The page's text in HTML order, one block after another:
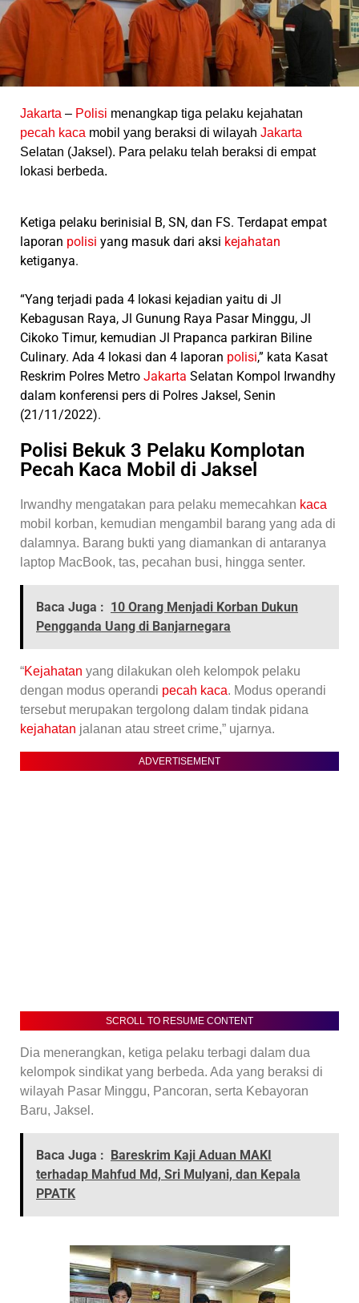
Jakarta – Polisi menangkap tiga pelaku kejahatan
pecah kaca mobil yang beraksi di wilayah Jakarta
Selatan (Jaksel). Para pelaku telah beraksi di empat
lokasi berbeda.
Ketiga pelaku berinisial B, SN, dan FS. Terdapat empat
laporan polisi yang masuk dari aksi kejahatan
ketiganya.
“Yang terjadi pada 4 lokasi kejadian yaitu di Jl
Kebagusan Raya, Jl Gunung Raya Pasar Minggu, Jl
Cikoko Timur, kemudian Jl Prapanca parkiran Biline
Culinary. Ada 4 lokasi dan 4 laporan polisi,” kata Kasat
Reskrim Polres Metro Jakarta Selatan Kompol Irwandhy
dalam konferensi pers di Polres Jaksel, Senin
(21/11/2022).
Polisi Bekuk 3 Pelaku Komplotan
Pecah Kaca Mobil di Jaksel
Irwandhy mengatakan para pelaku memecahkan kaca
mobil korban, kemudian mengambil barang yang ada di
dalamnya. Barang bukti yang diamankan di antaranya
laptop MacBook, tas, pecahan busi, hingga senter.
Baca Juga : 10 Orang Menjadi Korban Dukun
Pengganda Uang di Banjarnegara
“Kejahatan yang dilakukan oleh kelompok pelaku
dengan modus operandi pecah kaca. Modus operandi
tersebut merupakan tergolong dalam tindak pidana
kejahatan jalanan atau street crime,” ujarnya.
ADVERTISEMENT
SCROLL TO RESUME CONTENT
Dia menerangkan, ketiga pelaku terbagi dalam dua
kelompok sindikat yang berbeda. Ada yang beraksi di
wilayah Pasar Minggu, Pancoran, serta Kebayoran
Baru, Jaksel.
Baca Juga :
Bareskrim Kaji Aduan MAKI
terhadap Mahfud Md, Sri Mulyani, dan Kepala
PPATK